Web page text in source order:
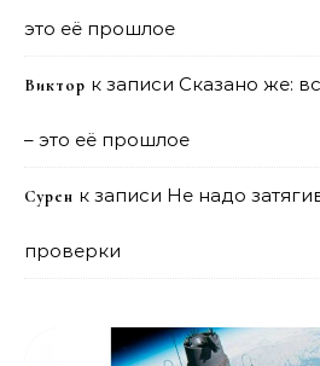
это её прошлое
Виктор к записи Сказано же:
– это её прошлое
Сурен к записи Не надо
проверки